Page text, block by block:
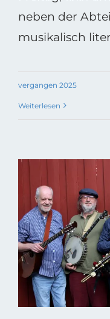
neben der
musikalisch
vergangen 2025
Weiterlesen